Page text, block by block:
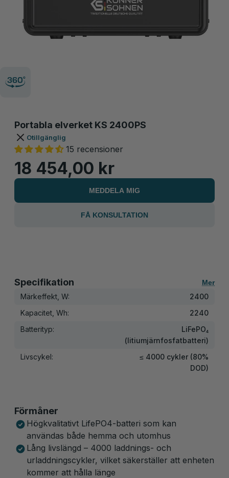
Portabla elverket KS 2400PS
Otillgänglig
15 recensioner
18 454,00 kr
MEDDELA MIG
FÅ KONSULTATION
Specifikation Mer
Märkeffekt, W:
2400
Kapacitet, Wh:
2240
Batterityp:
LiFePO₄
(litiumjärnfosfatbatteri)
Livscykel:
≤ 4000 cykler (80%
DOD)
Förmåner
Högkvalitativt LifePO4-batteri som kan
användas både hemma och utomhus
Lång livslängd – 4000 laddnings- och
urladdningscykler, vilket säkerställer att enheten
kommer att hålla länge